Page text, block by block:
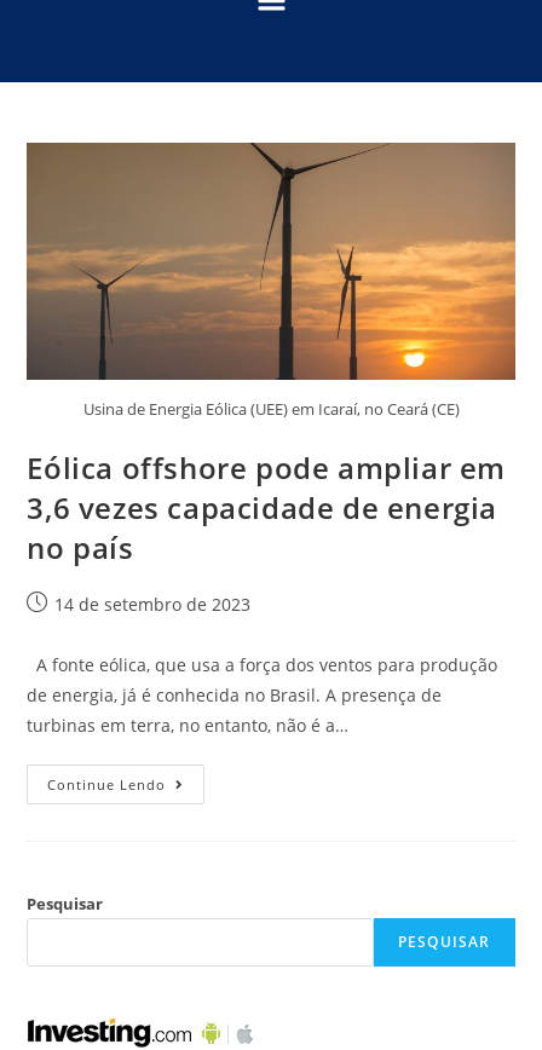
Usina de Energia Eólica (UEE) em Icaraí, no Ceará (CE)
Eólica offshore pode ampliar em
3,6 vezes capacidade de energia
no país
14 de setembro de 2023
A fonte eólica, que usa a força dos ventos para produção
de energia, já é conhecida no Brasil. A presença de
turbinas em terra, no entanto, não é a…
Continue Lendo
Pesquisar
PESQUISAR